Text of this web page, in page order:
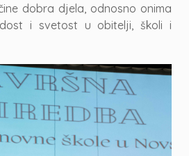
dobra djela, odnosno onima
i svetost u obitelji, školi i